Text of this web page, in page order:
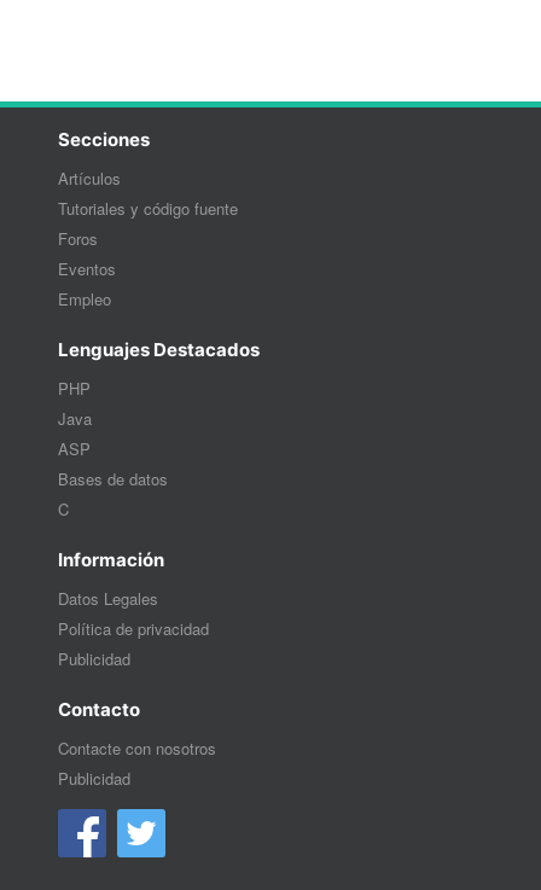
Secciones
Artículos
Tutoriales y código fuente
Foros
Eventos
Empleo
Lenguajes Destacados
PHP
Java
ASP
Bases de datos
C
Información
Datos Legales
Política de privacidad
Publicidad
Contacto
Contacte con nosotros
Publicidad